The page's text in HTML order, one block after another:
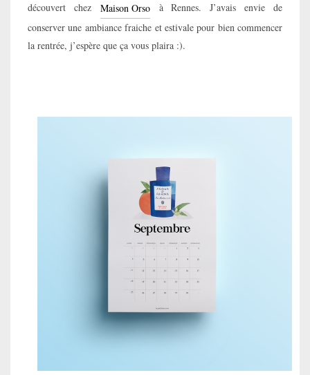
découvert chez Maison Orsoà Rennes. J’avais envie de
conserver une ambiance fraiche et estivale pour bien commencer
la rentrée, j’espère que ça vous plaira :).